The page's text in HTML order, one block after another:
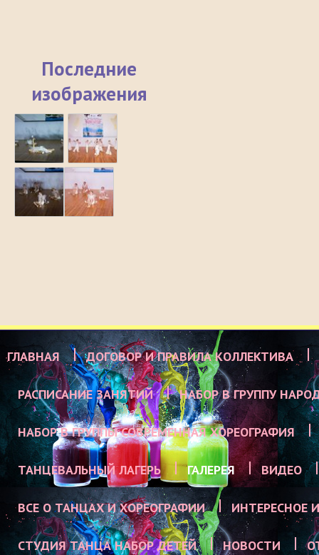
Последние
изображения
ГЛАВНАЯ ДОГОВОР И ПРАВИЛА КОЛЛЕКТИВА
РАСПИСАНИЕ ЗАНЯТИЙ НАБОР В ГРУППУ
НАБОР В ГРУППЫ СОВРЕМЕННАЯ ХОРЕОГРАФИЯ
ТАНЦЕВАЛЬНЫЙ ЛАГЕРЬ ГАЛЕРЕЯ ВИДЕО
ВСЕ О ТАНЦАХ И ХОРЕОГРАФИИ ИНТЕРЕСНОЕ
СТУДИЯ ТАНЦА НАБОР ДЕТЕЙ НОВОСТИ